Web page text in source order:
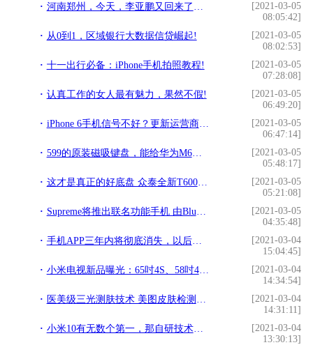
河南郑州，今天，李亚鹏又回来了！老家平顶山叶县!
[2021-03-05
08:05:42]
从0到1，区域银行大数据信贷崛起!
[2021-03-05
08:02:53]
十一出行必备：iPhone手机拍照教程!
[2021-03-05
07:28:08]
认真工作的女人最有魅力，果然不假!
[2021-03-05
06:49:20]
iPhone 6手机信号不好？更新运营商设置了吗？!
[2021-03-05
06:47:14]
599的原装磁吸键盘，能给华为M6平板带来多少生产力!
[2021-03-05
05:48:17]
这才是真正的好底盘 众泰全新T600让你见识真正的技术实力!
[2021-03-05
05:21:08]
Supreme将推出联名功能手机 由Blu设计制造!
[2021-03-05
04:35:48]
手机APP三年内将彻底消失，以后全靠H5了!
[2021-03-04
15:04:45]
小米电视新品曝光：65吋4S、58吋4A 、43吋4X 、40吋4C都有！!
[2021-03-04
14:34:54]
医美级三光测肤技术 美图皮肤检测仪开箱图赏!
[2021-03-04
14:31:11]
小米10有无数个第一，那自研技术有多少!
[2021-03-04
13:30:13]